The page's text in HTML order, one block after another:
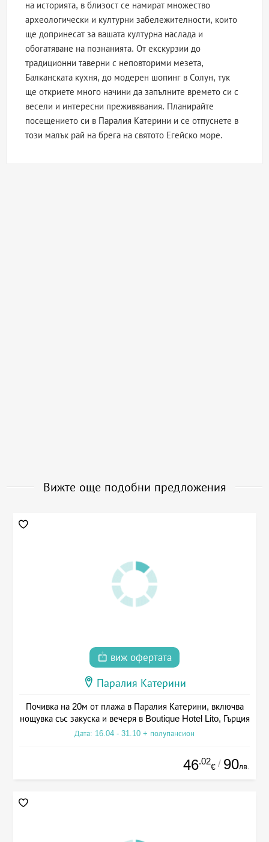
на историята, в близост се намират множество
археологически и културни забележителности, които
ще допринесат за вашата културна наслада и
обогатяване на познанията. От екскурзии до
традиционни таверни с неповторими мезета,
Балканската кухня, до модерен шопинг в Солун, тук
ще откриете много начини да запълните времето си с
весели и интересни преживявания. Планирайте
посещението си в Паралия Катерини и се отпуснете в
този малък рай на брега на святото Егейско море.
Вижте още подобни предложения
виж офертата
Паралия Катерини
Почивка на 20м от плажа в Паралия Катерини, включва
нощувка със закуска и вечеря в Boutique Hotel Lito, Гърция
Дата: 16.04 - 31.10 + полупансион
46.02
€ / 90лв.